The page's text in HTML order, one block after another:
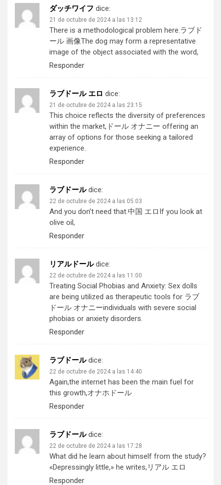
ダッチワイフ dice:
21 de octubre de 2024 a las 13:12
There is a methodological problem here.ラブド
ール 画像The dog may form a representative
image of the object associated with the word,
Responder
ラブドール エロ dice:
21 de octubre de 2024 a las 23:15
This choice reflects the diversity of preferences
within the market, ドール オナニー offering an
array of options for those seeking a tailored
experience.
Responder
ラブドール dice:
22 de octubre de 2024 a las 05:03
And you don’t need that.中国 エロIf you look at
olive oil,
Responder
リアルドール dice:
22 de octubre de 2024 a las 11:00
Treating Social Phobias and Anxiety: Sex dolls
are being utilized as therapeutic tools for ラブ
ドール オナニーindividuals with severe social
phobias or anxiety disorders.
Responder
ラブドール dice:
22 de octubre de 2024 a las 14:40
Again,the internet has been the main fuel for
this growth,オナホドール
Responder
ラブドール dice:
22 de octubre de 2024 a las 17:28
What did he learn about himself from the study?
«Depressingly little,» he writes, リアル エロ
Responder